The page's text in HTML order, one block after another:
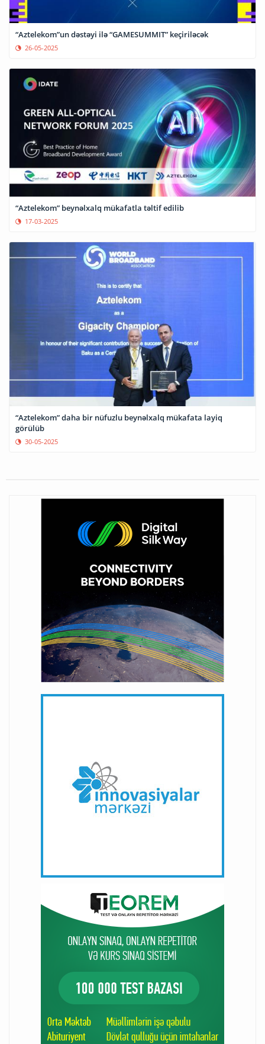
“Aztelekom”un dəstəyi ilə “GAMESUMMIT” keçiriləcək
26-05-2025
“Aztelekom” beynəlxalq mükafatla təltif edilib
17-03-2025
“Aztelekom” daha bir nüfuzlu beynəlxalq mükafata layiq
görülüb
30-05-2025